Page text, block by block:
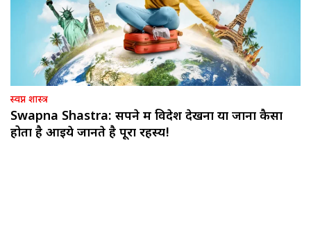
स्वप्न शास्त्र
Swapna Shastra: सपने में विदेश देखना या जाना कैसा
होता है आइये जानते है पूरा रहस्य!